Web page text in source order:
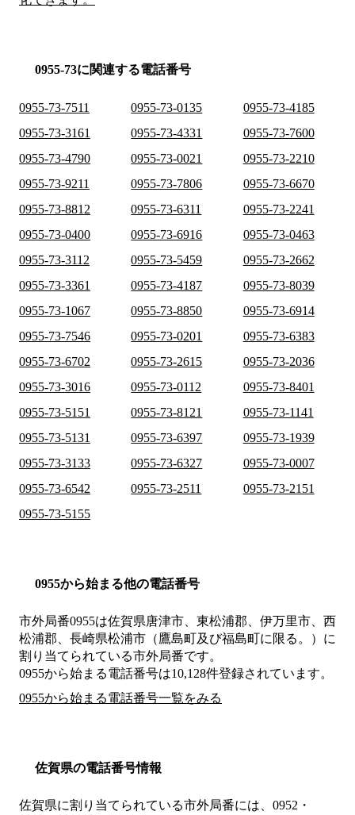
0955-73に関連する電話番号
0955-73-7511 0955-73-0135
0955-73-4185
0955-73-3161
0955-73-4331
0955-73-7600
0955-73-4790
0955-73-0021
0955-73-2210
0955-73-9211
0955-73-7806
0955-73-6670
0955-73-8812
0955-73-6311
0955-73-2241
0955-73-0400
0955-73-6916
0955-73-0463
0955-73-3112
0955-73-5459
0955-73-2662
0955-73-3361
0955-73-4187
0955-73-8039
0955-73-1067
0955-73-8850
0955-73-6914
0955-73-7546
0955-73-0201
0955-73-6383
0955-73-6702
0955-73-2615
0955-73-2036
0955-73-3016
0955-73-0112
0955-73-8401
0955-73-5151
0955-73-8121
0955-73-1141
0955-73-5131
0955-73-6397
0955-73-1939
0955-73-3133
0955-73-6327
0955-73-0007
0955-73-6542
0955-73-2511
0955-73-2151
0955-73-5155
0955から始まる他の電話番号
市外局番0955は佐賀県唐津市、東松浦郡、伊万里市、西
松浦郡、長崎県松浦市（鷹島町及び福島町に限る。） に
割り当てられている市外局番です。
0955から始まる電話番号は10,128件登録されています。
0955から始まる電話番号一覧をみる
佐賀県の電話番号情報
佐賀県に割り当てられている市外局番には、0952・